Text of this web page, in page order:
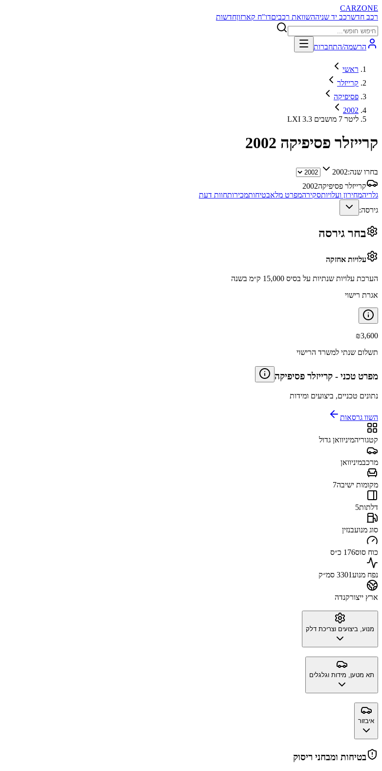
CARZONE
רכב חדשרכב יד שניההשוואת רכביםדו"ח קארזוןחדשות
הרשמה/התחברות
ראשי
קרייזלר
פסיפיקה
2002
LXI 3.3 ליטר 7 מושבים
קרייזלר פסיפיקה 2002
בחרו שנה:2002
קרייזלר פסיפיקה2002
גלריהמחירון ועלויותסקירהמפרט מלאבטיחותמכירותחוות דעת
גירסה:
בחר גירסה
עלויות אחזקה
הערכת עלויות שנתיות על בסיס 15,000 ק״מ בשנה
אגרת רישוי
₪3,600
תשלום שנתי למשרד הרישוי
מפרט טכני - קרייזלר פסיפיקה
נתונים טכניים, ביצועים ומידות
השוו גרסאות
קטגוריהמיניוואן גדול
מרכבמיניוואן
מקומות ישיבה7
דלתות5
סוג מנועבנזין
כוח סוס176 כ״ס
נפח מנוע3301 סמ״ק
ארץ ייצורקנדה
מנוע, ביצועים וצריכת דלק
תא מטען, מידות וגלגלים
איבזור
בטיחות ומבחני ריסוק